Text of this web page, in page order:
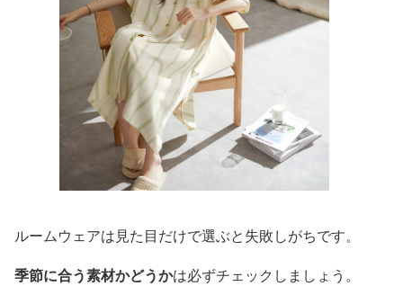
ルームウェアは見た目だけで選ぶと失敗しがちです。
季節に合う素材かどうかは必ずチェックしましょう。